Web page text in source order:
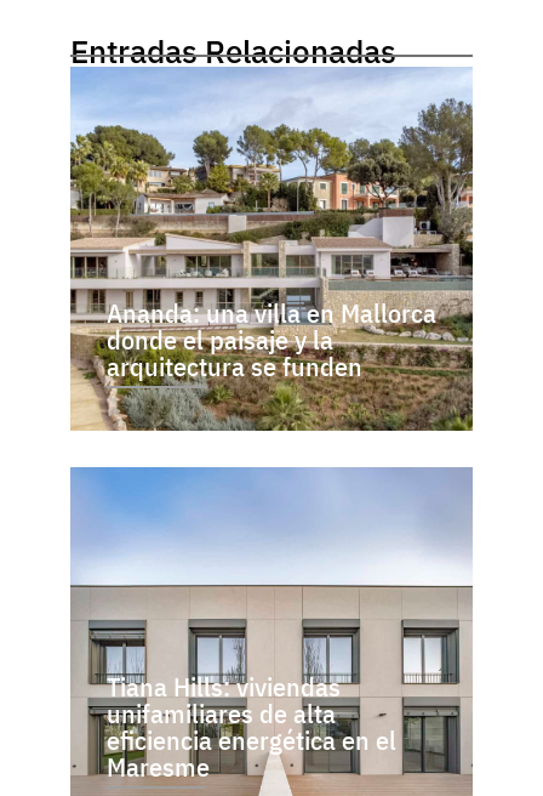
Entradas Relacionadas
Ananda: una villa en Mallorca
donde el paisaje y la
arquitectura se funden
Tiana Hills: viviendas
unifamiliares de alta
eficiencia energética en el
Maresme